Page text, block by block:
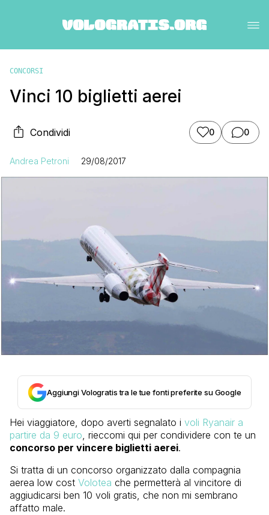
CONCORSI
Vinci 10 biglietti aerei
Condividi 0 0
Andrea Petroni 29/08/2017
Aggiungi Vologratis tra le tue fonti preferite su Google
Hei viaggiatore, dopo averti segnalato i voli Ryanair a
partire da 9 euro, rieccomi qui per condividere con te un
concorso per vincere biglietti aerei.
Si tratta di un concorso organizzato dalla compagnia
aerea low cost Volotea che permetterà al vincitore di
aggiudicarsi ben 10 voli gratis, che non mi sembrano
affatto male.